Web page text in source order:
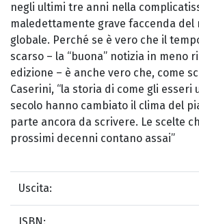
negli ultimi tre anni nella
maledettamente grave faccenda del
globale. Perché se è vero che il
scarso – la “buona” notizia in meno
edizione – è anche vero che, come
Caserini, “la storia di come gli esseri
secolo hanno cambiato il clima del
parte ancora da scrivere. Le scelte
prossimi decenni contano assai”
Uscita: